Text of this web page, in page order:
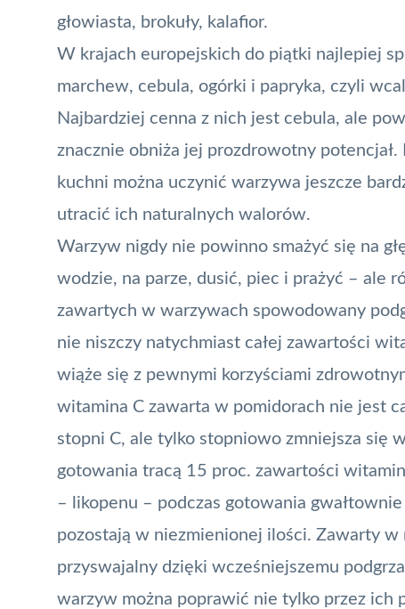
głowiasta, brokuły, kalafior.
W krajach europejskich do piątki najlepiej
marchew, cebula, ogórki i papryka, czyli
Najbardziej cenna z nich jest cebula, ale
znacznie obniża jej prozdrowotny
kuchni można uczynić warzywa jeszcze
utracić ich naturalnych walorów.
Warzyw nigdy nie powinno smażyć się na
wodzie, na parze, dusić, piec i prażyć – ale
zawartych w warzywach spowodowany
nie niszczy natychmiast całej zawartości
wiąże się z pewnymi korzyściami
witamina C zawarta w pomidorach nie jest
stopni C, ale tylko stopniowo zmniejsza się
gotowania tracą 15 proc. zawartości
– likopenu – podczas gotowania
pozostają w niezmienionej ilości. Zawarty
przyswajalny dzięki wcześniejszemu
warzyw można poprawić nie tylko przez ich